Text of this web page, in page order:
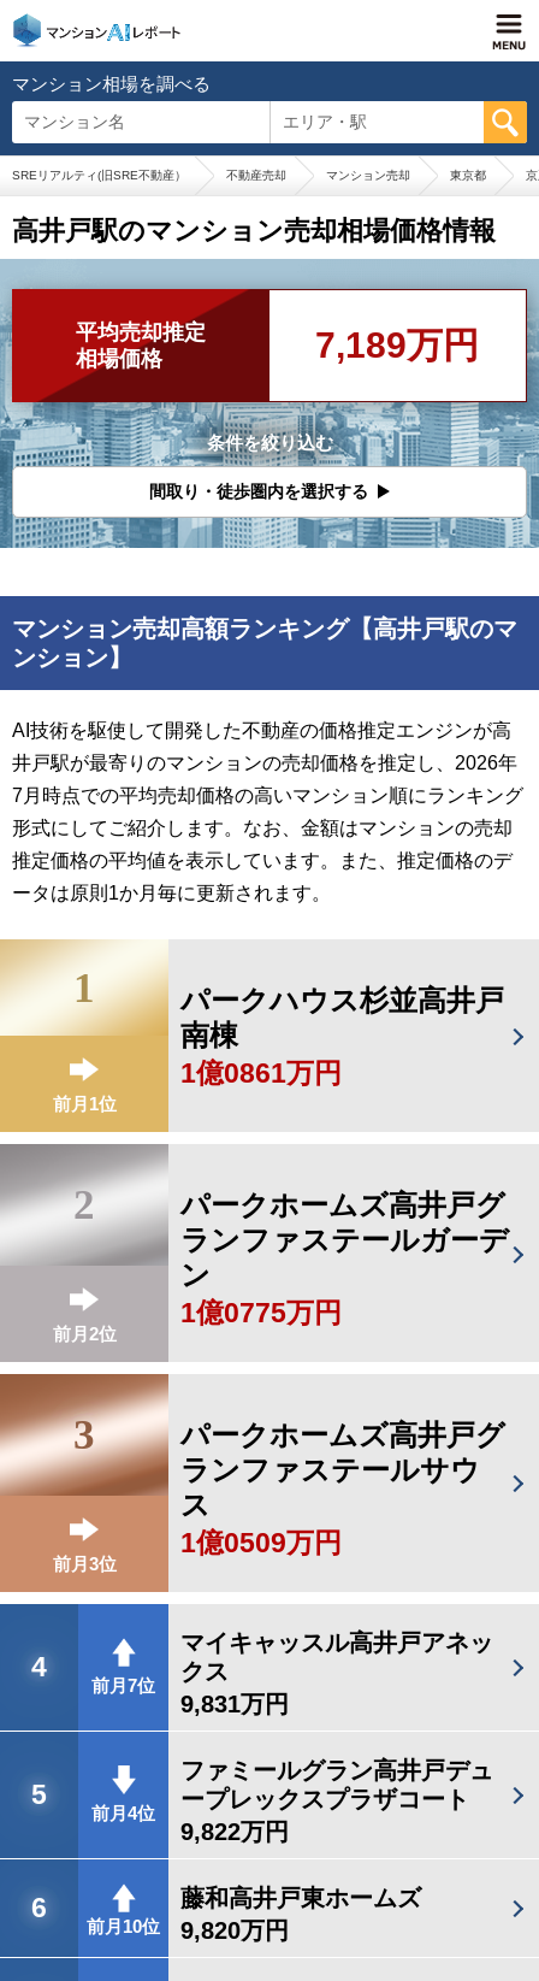
マンション相場を調べる
マンション名 エリア・駅
SREリアルティ(旧SRE不動産） 不動産売却 マンション売却 東京都
高井戸駅のマンション売却相場価格情報
平均売却推定
相場価格
7,189万円
条件を絞り込む
間取り・徒歩圏内を選択する
マンション売却高額ランキング【高井戸駅のマ
ンション】
AI技術を駆使して開発した不動産の価格推定エンジンが高
井戸駅が最寄りのマンションの売却価格を推定し、2026年
7月時点での平均売却価格の高いマンション順にランキング
形式にしてご紹介します。なお、金額はマンションの売却
推定価格の平均値を表示しています。また、推定価格のデ
ータは原則1か月毎に更新されます。
1
前月1位
パークハウス杉並高井戸
南棟
1億0861万円
2
前月2位
パークホームズ高井戸グ
ランファステールガーデ
ン
1億0775万円
3
前月3位
パークホームズ高井戸グ
ランファステールサウ
ス
1億0509万円
4
前月7位
マイキャッスル高井戸アネッ
クス
9,831万円
5
前月4位
ファミールグラン高井戸デュ
ープレックスプラザコート
9,822万円
6
前月10位
藤和高井戸東ホームズ
9,820万円